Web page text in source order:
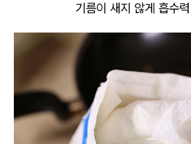
기름이 새지 않게 흡수